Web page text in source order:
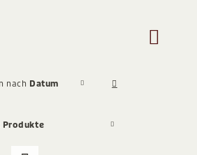
Toggle
nach Datum
Produkte